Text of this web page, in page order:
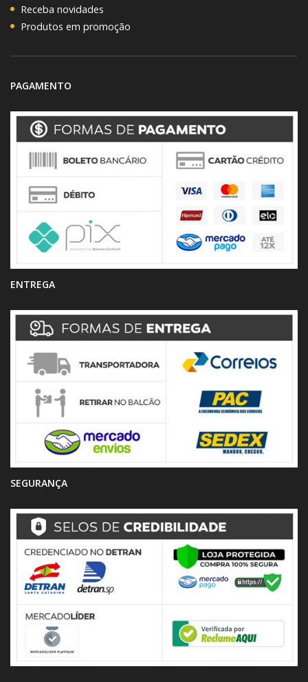
Receba novidades
Produtos em promoção
PAGAMENTO
ENTREGA
SEGURANÇA